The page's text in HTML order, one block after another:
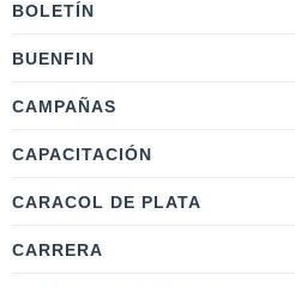
BOLETÍN
BUENFIN
CAMPAÑAS
CAPACITACIÓN
CARACOL DE PLATA
CARRERA